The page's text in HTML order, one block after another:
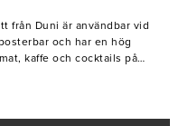
från Duni är användbar vid
och har en hög
kaffe och cocktails på